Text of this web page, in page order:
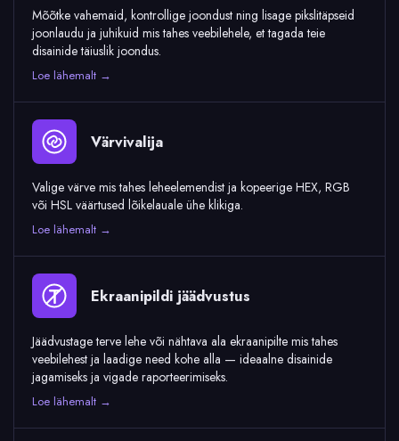
Mõõtke vahemaid, kontrollige joondust ning lisage pikslitäpseid
joonlaudu ja juhikuid mis tahes veebilehele, et tagada teie
disainide täiuslik joondus.
Loe lähemalt →
Värvivalija
Valige värve mis tahes leheelemendist ja kopeerige HEX, RGB
või HSL väärtused lõikelauale ühe klikiga.
Loe lähemalt →
Ekraanipildi jäädvustus
Jäädvustage terve lehe või nähtava ala ekraanipilte mis tahes
veebilehest ja laadige need kohe alla — ideaalne disainide
jagamiseks ja vigade raporteerimiseks.
Loe lähemalt →